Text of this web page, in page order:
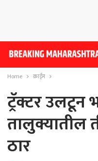
Home क्राईम
ट्रॅक्टर उलटून
तालुक्यातील
ठार